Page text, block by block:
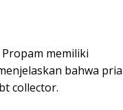
memiliki
bahwa pria
collector.